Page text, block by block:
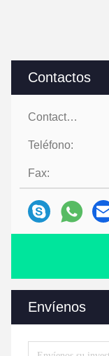
Contactos
Contactos:
Teléfono:
Fax:
Envíenos